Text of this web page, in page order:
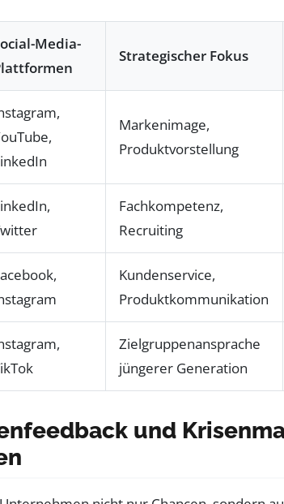
Media-
Strategischer Fokus
Markenimage,
Produktvorstellung
Fachkompetenz,
Recruiting
Kundenservice,
Produktkommunikation
Zielgruppenansprache
jüngerer Generation
und